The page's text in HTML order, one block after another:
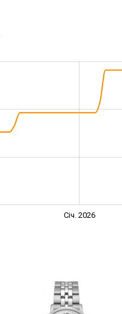
Січ. 2026